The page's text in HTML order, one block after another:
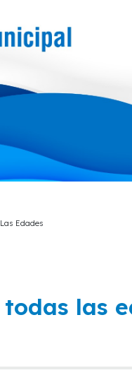
Edades
las